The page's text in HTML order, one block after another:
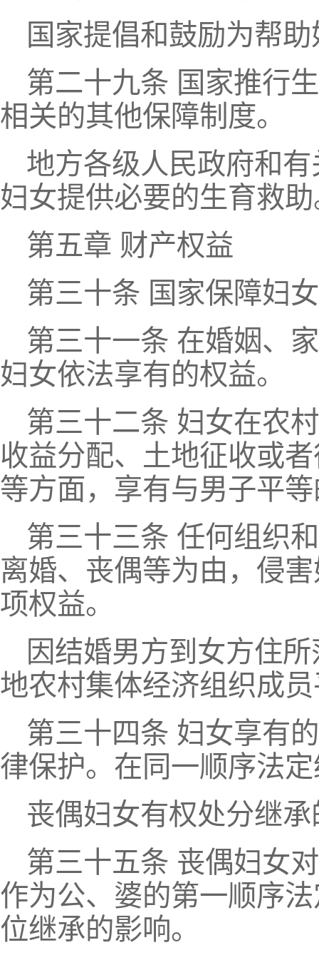
国家提倡和鼓励为帮
第二十九条 国家推行
相关的其他保障制度。
地方各级人民政府和
妇女提供必要的生育救
第五章 财产权益
第三十条 国家保障妇
第三十一条 在婚姻、
妇女依法享有的权益。
第三十二条 妇女在农
收益分配、土地征收或
等方面，享有与男子平
第三十三条 任何组织
离婚、丧偶等为由，侵
项权益。
因结婚男方到女方住
地农村集体经济组织成
第三十四条 妇女享有
律保护。在同一顺序法
丧偶妇女有权处分继
第三十五条 丧偶妇女
作为公、婆的第一顺序
位继承的影响。